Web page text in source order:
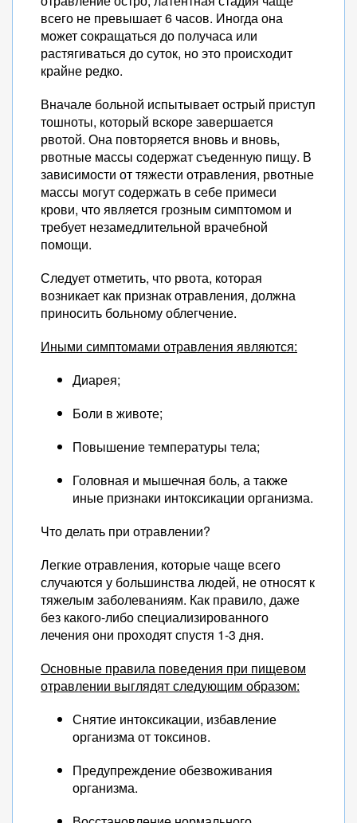
всего не превышает 6 часов. Иногда она
может сокращаться до получаса или
растягиваться до суток, но это происходит
крайне редко.
Вначале больной испытывает острый приступ
тошноты, который вскоре завершается
рвотой. Она повторяется вновь и вновь,
рвотные массы содержат съеденную пищу. В
зависимости от тяжести отравления, рвотные
массы могут содержать в себе примеси
крови, что является грозным симптомом и
требует незамедлительной врачебной
помощи.
Следует отметить, что рвота, которая
возникает как признак отравления, должна
приносить больному облегчение.
Иными симптомами отравления являются:
Диарея;
Боли в животе;
Повышение температуры тела;
Головная и мышечная боль, а также
иные признаки интоксикации организма.
Что делать при отравлении?
Легкие отравления, которые чаще всего
случаются у большинства людей, не относят к
тяжелым заболеваниям. Как правило, даже
без какого-либо специализированного
лечения они проходят спустя 1-3 дня.
Основные правила поведения при пищевом
отравлении выглядят следующим образом:
Снятие интоксикации, избавление
организма от токсинов.
Предупреждение обезвоживания
организма.